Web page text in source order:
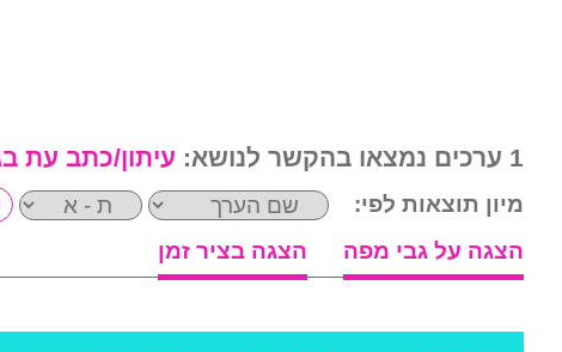
1 ערכים נמצאו בהקשר לנושא: עיתון/כתב עת
מיון תוצאות לפי:
הצגה על גבי מפה
הצגה בציר זמן